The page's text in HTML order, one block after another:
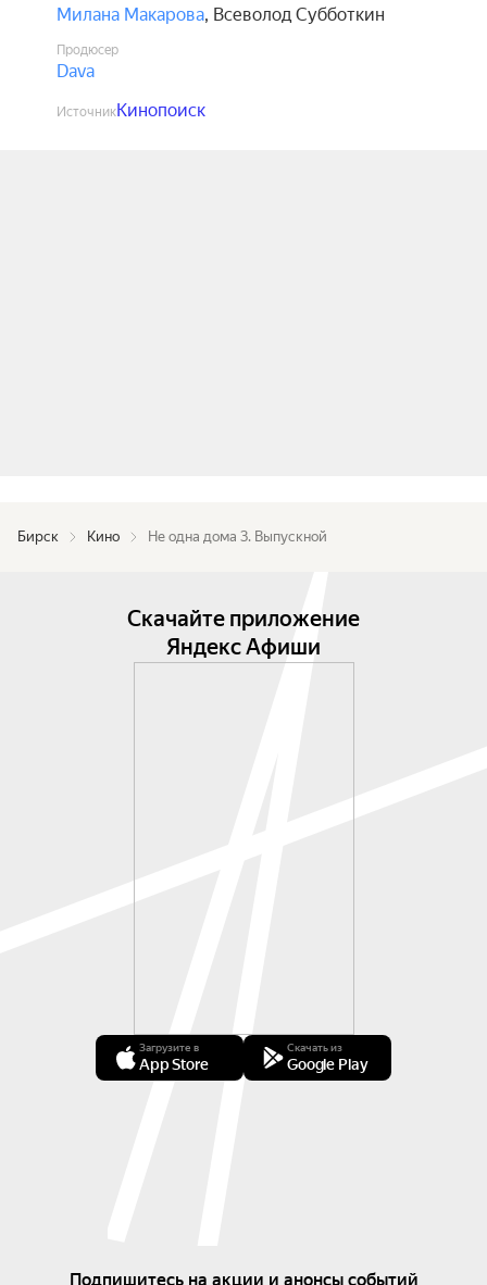
Милана Макарова, Всеволод Субботкин
Продюсер
Dava
ИсточникКинопоиск
Бирск Кино Не одна дома 3. Выпускной
Скачайте приложение
Яндекс Афиши
Загрузите в
App Store
Скачать из
Google Play
Подпишитесь на акции и анонсы событий